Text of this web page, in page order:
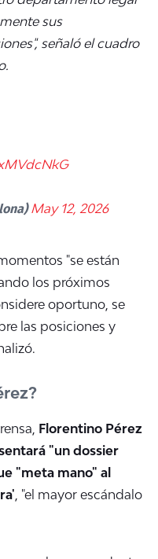
sus
señaló el cuadro
May 12, 2026
"se están
los próximos
oportuno, se
las posiciones y
Florentino Pérez
"un dossier
"meta mano" al
, "el mayor escándalo